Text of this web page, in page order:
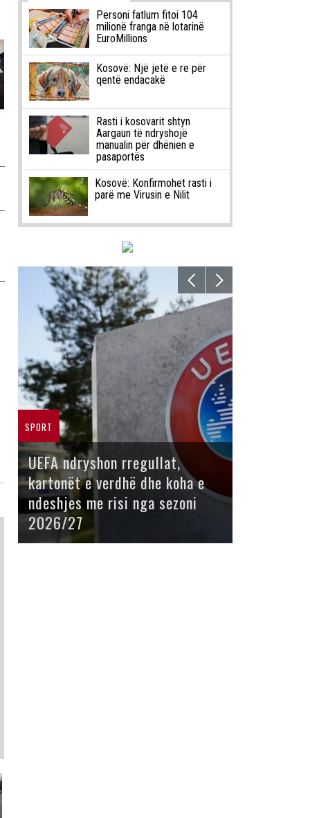
Personi fatlum fitoi 104
milionë franga në lotarinë
EuroMillions
Kosovë: Një jetë e re për
qentë endacakë
Rasti i kosovarit shtyn
Aargaun të ndryshojë
manualin për dhënien e
pasaportës
Kosovë: Konfirmohet rasti i
parë me Virusin e Nilit
SPORT
UEFA ndryshon rregullat,
kartonët e verdhë dhe koha e
ndeshjes me risi nga sezoni
2026/27